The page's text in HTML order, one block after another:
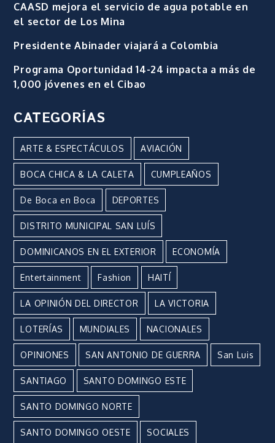
CAASD mejora el servicio de agua potable en
el sector de Los Mina
Presidente Abinader viajará a Colombia
Programa Oportunidad 14-24 impacta a más de
1,000 jóvenes en el Cibao
CATEGORÍAS
ARTE & ESPECTÁCULOS AVIACIÓN
BOCA CHICA & LA CALETA CUMPLEAÑOS
De Boca en Boca DEPORTES
DISTRITO MUNICIPAL SAN LUÍS
DOMINICANOS EN EL EXTERIOR ECONOMÍA
Entertainment Fashion HAITÍ
LA OPINIÓN DEL DIRECTOR LA VICTORIA
LOTERÍAS MUNDIALES NACIONALES
OPINIONES SAN ANTONIO DE GUERRA San Luis
SANTIAGO SANTO DOMINGO ESTE
SANTO DOMINGO NORTE
SANTO DOMINGO OESTE SOCIALES